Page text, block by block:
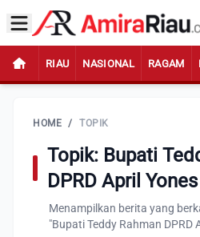
RIAU NASIONAL RAGAM
HOME / TOPIK
Topik: Bupati
DPRD April Yones
Menampilkan berita yang
"Bupati Teddy Rahman DPRD